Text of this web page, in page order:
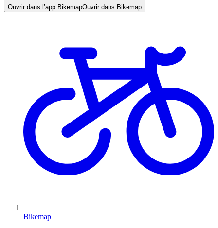
Ouvrir dans l’app BikemapOuvrir dans Bikemap
Bikemap